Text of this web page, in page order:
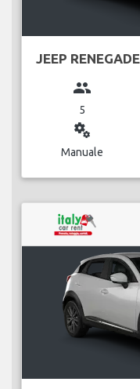
JEEP RENEGADE
group
5
miscellaneous_services
Manuale